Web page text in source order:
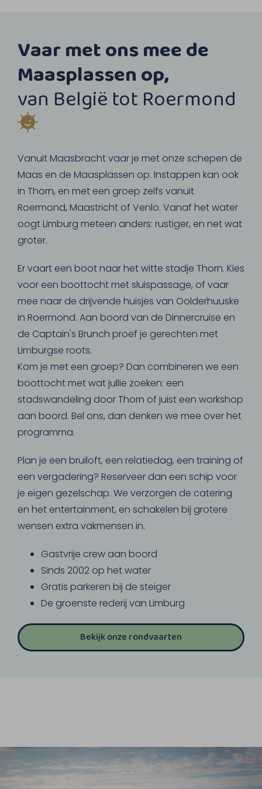
Vaar met ons mee de
Maasplassen op,
van België tot Roermond
Vanuit Maasbracht vaar je met onze schepen de
Maas en de Maasplassen op. Instappen kan ook
in Thorn, en met een groep zelfs vanuit
Roermond, Maastricht of Venlo. Vanaf het water
oogt Limburg meteen anders: rustiger, en net wat
groter.
Er vaart een boot naar het witte stadje Thorn. Kies
voor een boottocht met sluispassage, of vaar
mee naar de drijvende huisjes van Oolderhuuske
in Roermond. Aan boord van de Dinnercruise en
de Captain's Brunch proef je gerechten met
Limburgse roots.
Kom je met een groep? Dan combineren we een
boottocht met wat jullie zoeken: een
stadswandeling door Thorn of juist een workshop
aan boord. Bel ons, dan denken we mee over het
programma.
Plan je een bruiloft, een relatiedag, een training of
een vergadering? Reserveer dan een schip voor
je eigen gezelschap. We verzorgen de catering
en het entertainment, en schakelen bij grotere
wensen extra vakmensen in.
Gastvrije crew aan boord
Sinds 2002 op het water
Gratis parkeren bij de steiger
De groenste rederij van Limburg
Bekijk onze rondvaarten